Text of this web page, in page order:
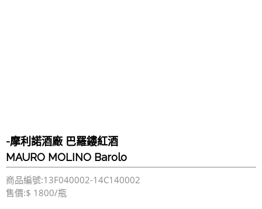
-摩利諾酒廠 巴羅鏤紅酒
MAURO MOLINO Barolo
商品編號:13F040002-14C140002
售價:$ 1800/瓶